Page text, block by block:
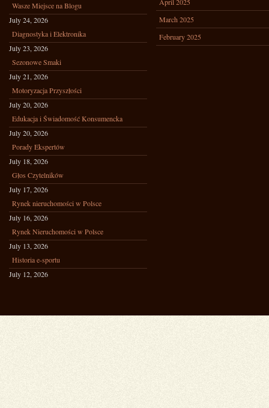
Wasze Miejsce na Blogu
July 24, 2026
Diagnostyka i Elektronika
July 23, 2026
Sezonowe Smaki
July 21, 2026
Motoryzacja Przyszłości
July 20, 2026
Edukacja i Świadomość Konsumencka
July 20, 2026
Porady Ekspertów
July 18, 2026
Głos Czytelników
July 17, 2026
Rynek nieruchomości w Polsce
July 16, 2026
Rynek Nieruchomości w Polsce
July 13, 2026
Historia e-sportu
July 12, 2026
March 2025
February 2025